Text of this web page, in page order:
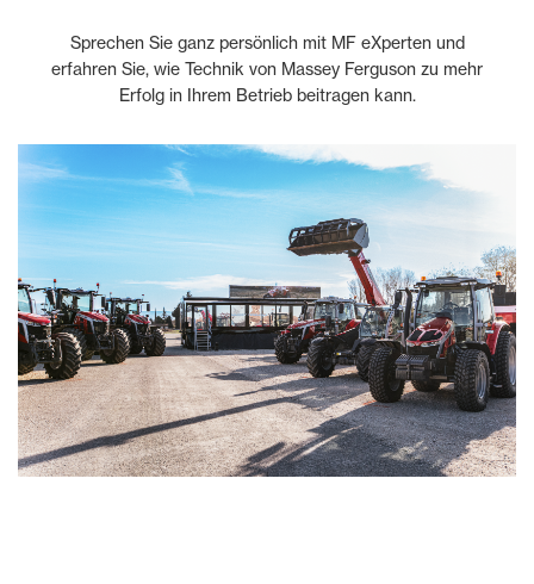
Sprechen Sie ganz persönlich mit MF eXperten und
erfahren Sie, wie Technik von Massey Ferguson zu mehr
Erfolg in Ihrem Betrieb beitragen kann.